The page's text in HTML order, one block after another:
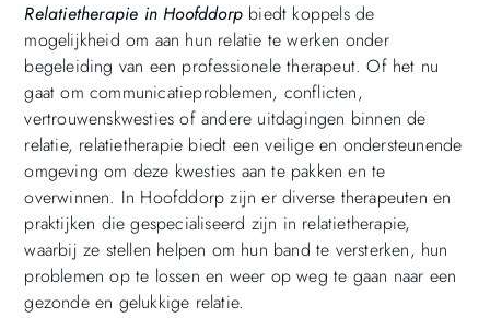
Relatietherapie in Hoofddorp biedt koppels de
mogelijkheid om aan hun relatie te werken onder
begeleiding van een professionele therapeut. Of het nu
gaat om communicatieproblemen, conflicten,
vertrouwenskwesties of andere uitdagingen binnen de
relatie, relatietherapie biedt een veilige en ondersteunende
omgeving om deze kwesties aan te pakken en te
overwinnen. In Hoofddorp zijn er diverse therapeuten en
praktijken die gespecialiseerd zijn in relatietherapie,
waarbij ze stellen helpen om hun band te versterken, hun
problemen op te lossen en weer op weg te gaan naar een
gezonde en gelukkige relatie.